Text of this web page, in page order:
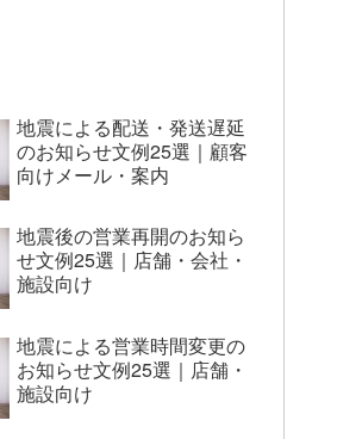
地震による配送・発送遅延
のお知らせ文例25選｜顧客
向けメール・案内
地震後の営業再開のお知ら
せ文例25選｜店舗・会社・
施設向け
地震による営業時間変更の
お知らせ文例25選｜店舗・
施設向け